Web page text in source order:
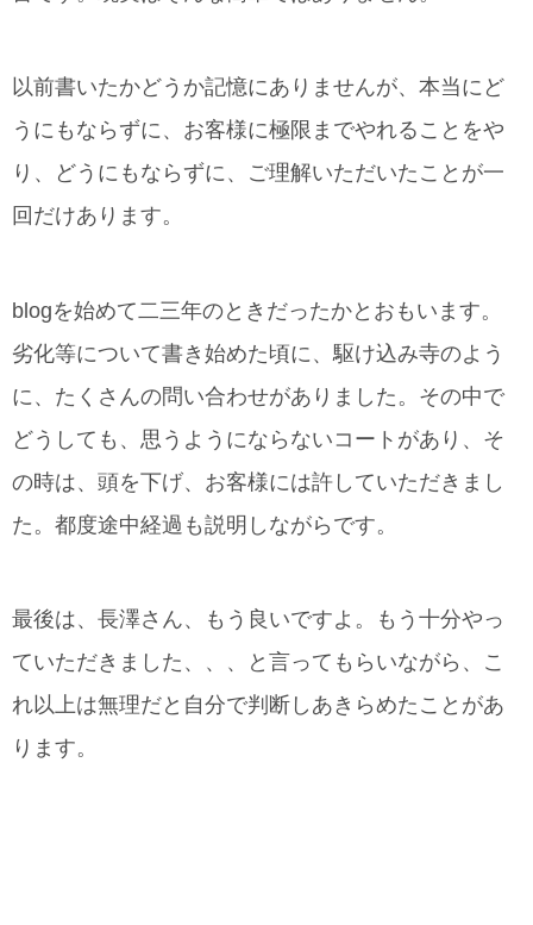
以前書いたかどうか記憶にありませんが、本当にど
うにもならずに、お客様に極限までやれることをや
り、どうにもならずに、ご理解いただいたことが一
回だけあります。
blogを始めて二三年のときだったかとおもいます。
劣化等について書き始めた頃に、駆け込み寺のよう
に、たくさんの問い合わせがありました。その中で
どうしても、思うようにならないコートがあり、そ
の時は、頭を下げ、お客様には許していただきまし
た。都度途中経過も説明しながらです。
最後は、長澤さん、もう良いですよ。もう十分やっ
ていただきました、、、と言ってもらいながら、こ
れ以上は無理だと自分で判断しあきらめたことがあ
ります。